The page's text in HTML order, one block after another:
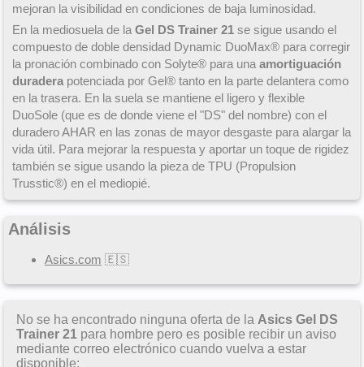
mejoran la visibilidad en condiciones de baja luminosidad.
En la mediosuela de la Gel DS Trainer 21 se sigue usando el
compuesto de doble densidad Dynamic DuoMax® para corregir
la pronación combinado con Solyte® para una amortiguación
duradera potenciada por Gel® tanto en la parte delantera como
en la trasera. En la suela se mantiene el ligero y flexible
DuoSole (que es de donde viene el "DS" del nombre) con el
duradero AHAR en las zonas de mayor desgaste para alargar la
vida útil. Para mejorar la respuesta y aportar un toque de rigidez
también se sigue usando la pieza de TPU (Propulsion
Trusstic®) en el mediopié.
Análisis
Asics.com 🇪🇸
No se ha encontrado ninguna oferta de la Asics Gel DS
Trainer 21 para hombre pero es posible recibir un aviso
mediante correo electrónico cuando vuelva a estar
disponible: